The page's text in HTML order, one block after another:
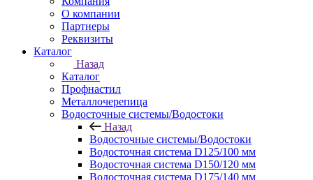
О компании
Партнеры
Реквизиты
Каталог
Назад
Каталог
Профнастил
Металлочерепица
Водосточные системы/Водостоки
Назад
Водосточные системы/Водостоки
Водосточная система D125/100 мм
Водосточная система D150/120 мм
Водосточная система D175/140 мм